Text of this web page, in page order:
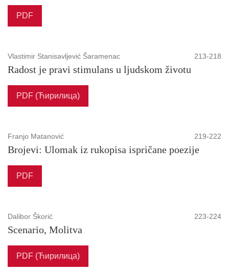
PDF
Vlastimir Stanisavljević Šaramenac 213-218
Radost je pravi stimulans u ljudskom životu
PDF (Ћирилица)
Franjo Matanović 219-222
Brojevi: Ulomak iz rukopisa ispričane poezije
PDF
Dalibor Škorić 223-224
Scenario, Molitva
PDF (Ћирилица)